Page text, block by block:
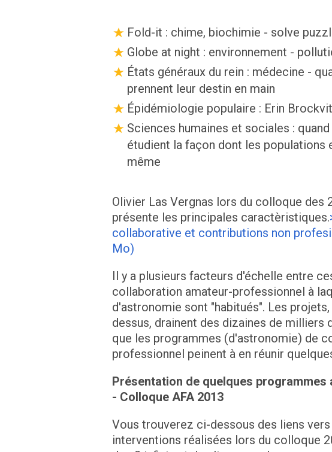
Fold-it : chime, biochimie - solve
Globe at night : environnement -
États généraux du rein : médecine -
prennent leur destin en main
Épidémiologie populaire : Erin
Sciences humaines et sociales :
étudient la façon dont les populations
même
Olivier Las Vergnas lors du colloque des
présente les principales caractèristiques.
collaborative et contributions non
Mo)
Il y a plusieurs facteurs d'échelle entre
collaboration amateur-professionnel à
d'astronomie sont "habitués". Les
dessus, drainent des dizaines de milliers
que les programmes (d'astronomie) de
professionnel peinent à en réunir
Présentation de quelques programmes
- Colloque AFA 2013
Vous trouverez ci-dessous des liens
interventions réalisées lors du colloque